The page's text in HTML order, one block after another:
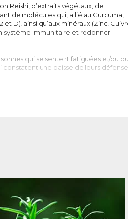
Reishi, d’extraits végétaux, de
de molécules qui, allié au Curcuma,
D), ainsi qu’aux minéraux (Zinc,
système immunitaire et redonner
qui se sentent fatiguées et/ou
une baisse de leurs
», le Reishi doit ces dénominations à
système immunitaire, le foie et le
aromatiques), Superoxyde
du Reishi un atout indéniable pour